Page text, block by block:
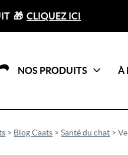
🎁 CLIQUEZ ICI
NOS PRODUITS
Tout voir
À
> Blog Caats >Santé du chat >